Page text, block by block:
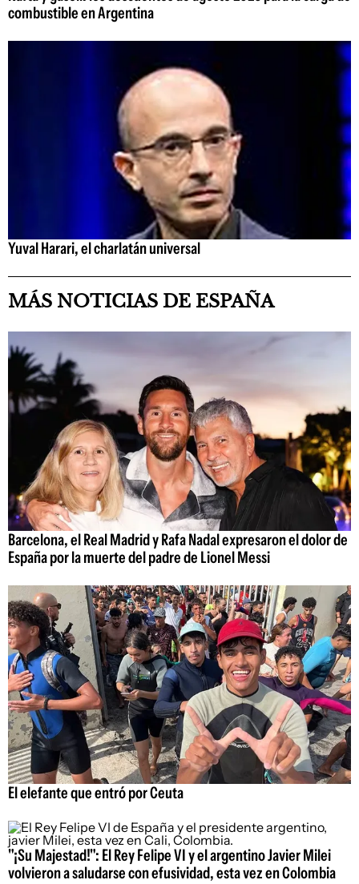
combustible en Argentina
Yuval Harari, el charlatán universal
MÁS NOTICIAS DE ESPAÑA
Barcelona, el Real Madrid y Rafa Nadal expresaron el dolor de
España por la muerte del padre de Lionel Messi
El elefante que entró por Ceuta
"¡Su Majestad!": El Rey Felipe VI y el argentino Javier Milei
volvieron a saludarse con efusividad, esta vez en Colombia